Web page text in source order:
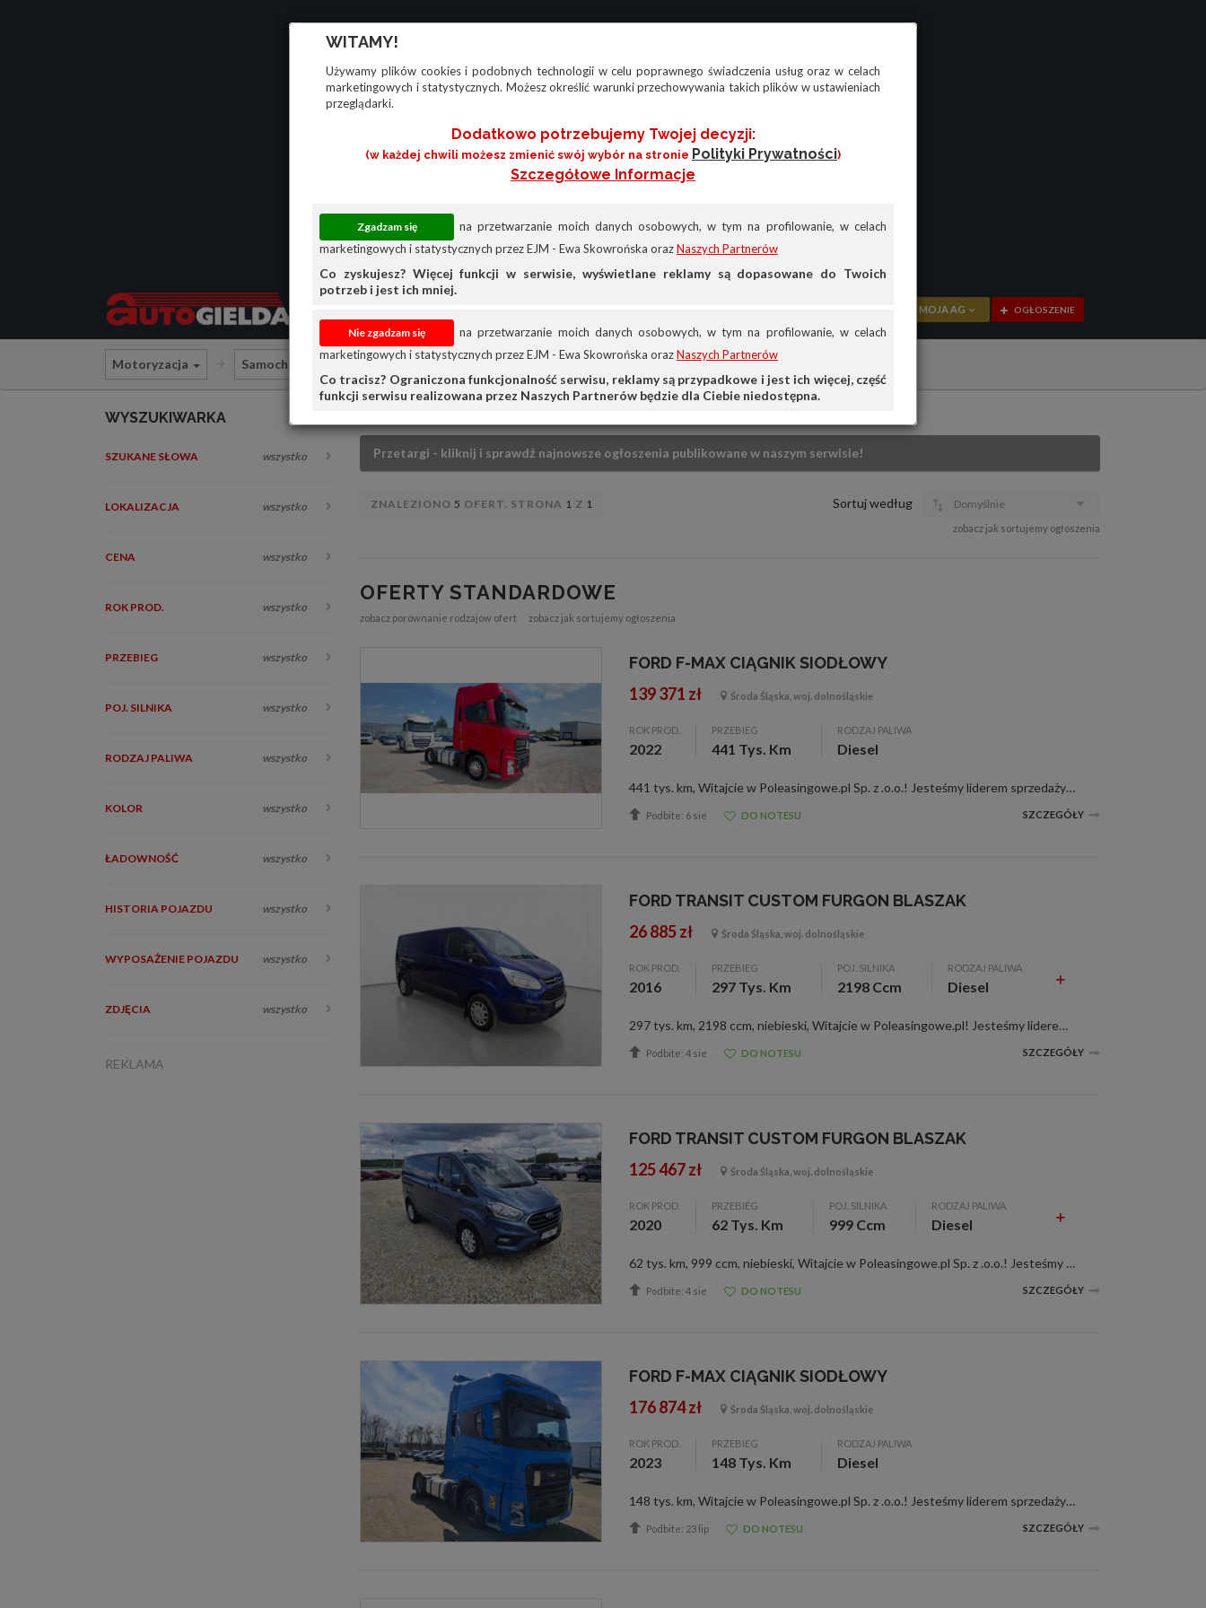
WITAMY!
Używamy plików cookies i podobnych technologii w celu poprawnego świadczenia usług oraz w celach
marketingowych i statystycznych. Możesz określić warunki przechowywania takich plików w ustawieniach
przeglądarki.
Dodatkowo potrzebujemy Twojej decyzji:
(w każdej chwili możesz zmienić swój wybór na stronie Polityki Prywatności)
Szczegółowe Informacje
na przetwarzanie moich danych osobowych, w tym na profilowanie, w celach
marketingowych i statystycznych przez EJM - Ewa Skowrońska orazNaszych Partnerów
Co zyskujesz? Więcej funkcji w serwisie, wyświetlane reklamy są dopasowane do Twoich
potrzeb i jest ich mniej.
na przetwarzanie moich danych osobowych, w tym na profilowanie, w celach
marketingowych i statystycznych przez EJM - Ewa Skowrońska orazNaszych Partnerów
Co tracisz? Ograniczona funkcjonalność serwisu, reklamy są przypadkowe i jest ich więcej, część
funkcji serwisu realizowana przez Naszych Partnerów będzie dla Ciebie niedostępna.
MOJA AG
PRZEGLĄD
DOŁADUJ KONTO
OGŁOSZENIE
Motoryzacja Samochody ciężarowe i dostawcze Ford Inne
WYSZUKIWARKA
SZUKANE SŁOWA wszystko
LOKALIZACJA wszystko
CENA wszystko
ROK PROD. wszystko
PRZEBIEG wszystko
POJ. SILNIKA wszystko
RODZAJ PALIWA wszystko
KOLOR wszystko
ŁADOWNOŚĆ wszystko
HISTORIA POJAZDU wszystko
WYPOSAŻENIE POJAZDU wszystko
ZDJĘCIA wszystko
REKLAMA
Przetargi - kliknij i sprawdź najnowsze ogłoszenia publikowane w naszym serwisie!
ZNALEZIONO 5 OFERT. STRONA 1 Z 1 Sortuj według Domyślnie
zobacz jak sortujemy ogłoszenia
OFERTY STANDARDOWE
zobacz porównanie rodzajów ofert zobacz jak sortujemy ogłoszenia
FORD F-MAX CIĄGNIK SIODŁOWY
139 371 zł Środa Śląska, woj. dolnośląskie
ROK PROD.
2022
PRZEBIEG
441 Tys. Km
RODZAJ PALIWA
Diesel
441 tys. km, Witajcie w Poleasingowe.pl Sp. z .o.o.! Jesteśmy liderem sprzedaży samochodów poleasingowych, poflotowych i powindykacyjnych. Mamy dla was świetną okazję! Zobaczcie FORD F-MAX wraz z raportami stanu technicznego. W razie jakichkolwi...
Podbite: 6 sie DO NOTESU SZCZEGÓŁY
FORD TRANSIT CUSTOM FURGON BLASZAK
26 885 zł Środa Śląska, woj. dolnośląskie
ROK PROD.
2016
PRZEBIEG
297 Tys. Km
POJ. SILNIKA
2198 Ccm
RODZAJ PALIWA
Diesel
297 tys. km, 2198 ccm, niebieski, Witajcie w Poleasingowe.pl! Jesteśmy liderem sprzedaży samochodów poleasingowych, poflotowych i powindykacyjnych. Mamy dla was świetną okazję! Zobaczcie FORD TRANSIT CUSTOM wraz z raportami stanu technicznego. W...
Podbite: 4 sie DO NOTESU SZCZEGÓŁY
FORD TRANSIT CUSTOM FURGON BLASZAK
125 467 zł Środa Śląska, woj. dolnośląskie
ROK PROD.
2020
PRZEBIEG
62 Tys. Km
POJ. SILNIKA
999 Ccm
RODZAJ PALIWA
Diesel
62 tys. km, 999 ccm, niebieski, Witajcie w Poleasingowe.pl Sp. z .o.o.! Jesteśmy liderem sprzedaży samochodów poleasingowych, poflotowych i powindykacyjnych. Mamy dla was świetną okazję! Zobaczcie FORD TRANSIT CUSTOM wraz z raportami stanu techn...
Podbite: 4 sie DO NOTESU SZCZEGÓŁY
FORD F-MAX CIĄGNIK SIODŁOWY
176 874 zł Środa Śląska, woj. dolnośląskie
ROK PROD.
2023
PRZEBIEG
148 Tys. Km
RODZAJ PALIWA
Diesel
148 tys. km, Witajcie w Poleasingowe.pl Sp. z .o.o.! Jesteśmy liderem sprzedaży samochodów poleasingowych, poflotowych i powindykacyjnych. Mamy dla was świetną okazję! Zobaczcie FORD F-MAX wraz z raportami stanu technicznego. W razie jakichkolwi...
Podbite: 23 lip DO NOTESU SZCZEGÓŁY